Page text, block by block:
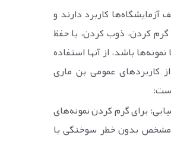
آزمایشگاه‌ها کاربرد دارند و
کردن، ذوب کردن، یا حفظ
باشد، از آنها استفاده
کاربردهای عمومی بن ماری‌
برای گرم کردن نمونه‌های
مشخص بدون خطر سوختگی یا